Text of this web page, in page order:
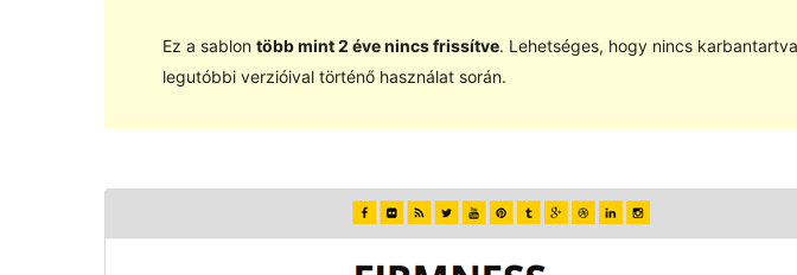
Ez a sablon több mint 2 éve nincs frissítve. Lehetséges, hogy nincs
legutóbbi verzióival történő használat során.